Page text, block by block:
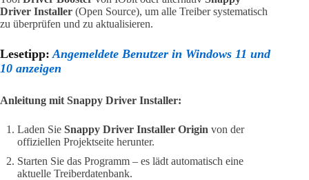
Driver Installer (Open Source), um alle Treiber systematisch
zu überprüfen und zu aktualisieren.
Lesetipp: Angemeldete Benutzer in Windows 11 und
10 anzeigen
Anleitung mit Snappy Driver Installer:
Laden Sie Snappy Driver Installer Origin von der
offiziellen Projektseite herunter.
Starten Sie das Programm – es lädt automatisch eine
aktuelle Treiberdatenbank.